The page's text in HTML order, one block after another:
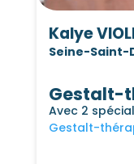
Kalye
Seine-Saint-
Gestalt-
Avec 2
Gestalt-